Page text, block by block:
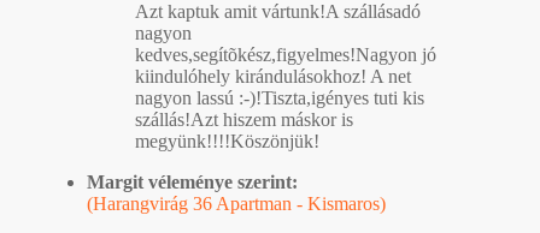
Azt kaptuk amit vártunk!A szállásadó
nagyon
kedves,segítõkész,figyelmes!Nagyon jó
kiindulóhely kirándulásokhoz! A net
nagyon lassú :-)!Tiszta,igényes tuti kis
szállás!Azt hiszem máskor is
megyünk!!!!Köszönjük!
Margit véleménye szerint:
(Harangvirág 36 Apartman - Kismaros)